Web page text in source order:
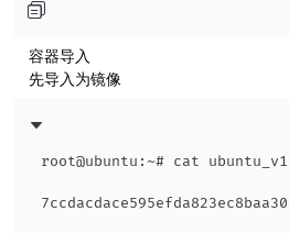
​ 容器导入
​ 先导入为镜像
root@ubuntu:~# cat